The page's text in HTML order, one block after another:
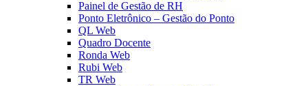
Painel de Gestão de RH
Ponto Eletrônico – Gestão do Ponto
QL Web
Quadro Docente
Ronda Web
Rubi Web
TR Web